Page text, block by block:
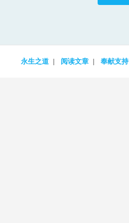
永生之道 阅读文章 奉献支持